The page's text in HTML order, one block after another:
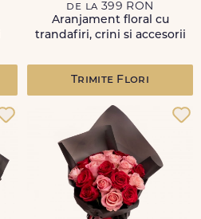
de la 399 RON
Aranjament floral cu
trandafiri, crini si accesorii
Trimite Flori